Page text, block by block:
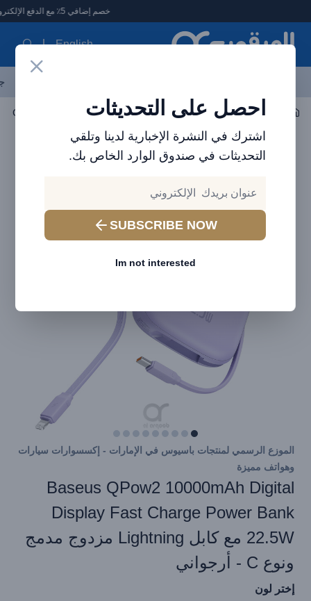
العرقوب - متجر الإلكترونيات في الإمارات
خصم إضافي 5٪ مع الدفع الإلكتروني
English
احصل على التحديثات
اشترك في النشرة الإخبارية لدينا وتلقي
التحديثات في صندوق الوارد الخاص بك.
SUBSCRIBE NOW
Im not interested
اكسسوارات الجوال باوربانك
الموزع الرسمي لمنتجات باسيوس في الإمارات - إكسسوارات سيارات
وهواتف مميزة
Baseus QPow2 10000mAh Digital
Display Fast Charge Power Bank
22.5W مع كابل Lightning مزدوج مدمج
ونوع C - أرجواني
إختر لون